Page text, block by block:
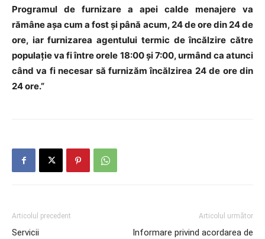
Programul de furnizare a apei calde menajere va
rămâne aşa cum a fost şi până acum, 24 de ore din 24 de
ore, iar furnizarea agentului termic de încălzire către
populaţie va fi între orele 18:00 şi 7:00, urmând ca atunci
când va fi necesar să furnizăm încălzirea 24 de ore din
24 ore.”
Articolul precedent
Servicii
Articolul următor
Informare privind acordarea de